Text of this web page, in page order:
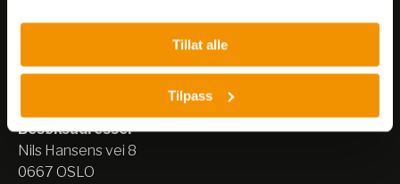
Tillat alle
Tilpass
Nerliens Meszansky AS
Besøksadresse:
Nils Hansens vei 8
0667 OSLO